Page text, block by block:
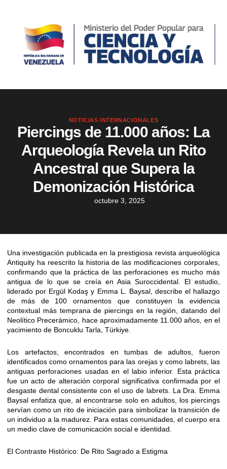
NOTICIAS INTERNACIONALES
Piercings de 11.000 años: La
Arqueología Revela un Rito
Ancestral que Supera la
Demonización Histórica
octubre 3, 2025
Una investigación publicada en la prestigiosa revista arqueológica
Antiquity ha reescrito la historia de las modificaciones corporales,
confirmando que la práctica de las perforaciones es mucho más
antigua de lo que se creía en Asia Suroccidental. El estudio,
liderado por Ergül Kodaş y Emma L. Baysal, describe el hallazgo
de más de 100 ornamentos que constituyen la evidencia
contextual más temprana de piercings en la región, datando del
Neolítico Precerámico, hace aproximadamente 11.000 años, en el
yacimiento de Boncuklu Tarla, Türkiye.
Los artefactos, encontrados en tumbas de adultos, fueron
identificados como ornamentos para las orejas y como labrets, las
antiguas perforaciones usadas en el labio inferior. Esta práctica
fue un acto de alteración corporal significativa confirmada por el
desgaste dental consistente con el uso de labrets. La Dra. Emma
Baysal enfatiza que, al encontrarse solo en adultos, los piercings
servían como un rito de iniciación para simbolizar la transición de
un individuo a la madurez. Para estas comunidades, el cuerpo era
un medio clave de comunicación social e identidad.
El Contraste Histórico: De Rito Sagrado a Estigma